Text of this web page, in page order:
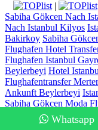
Whatsapp
|
Sabiha Gökcen Nach
Nach Istanbul Kilyos
Bakirkoy Sabiha
Flughafen Hotel
Flughafen Istanbul
Beylerbeyi Hotel
Flughafentransfer Merter
Ankunft Beylerbeyi
Sabiha Gökcen Moda
Neuer Flughafen